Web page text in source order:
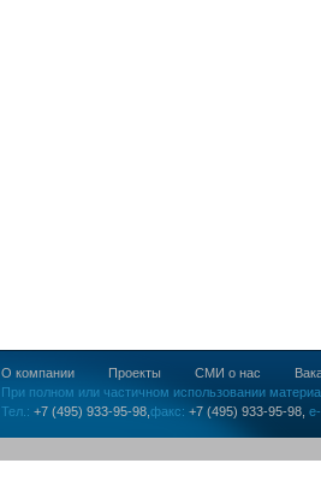
О компании Проекты СМИ о нас
При полном или частичном использовании
Тел.: +7 (495) 933-95-98, факс: +7 (495) 933-95-98,